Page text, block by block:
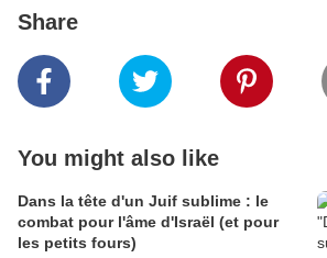
Share
You might also like
Dans la tête d'un Juif sublime : le
combat pour l'âme d'Israël (et pour
les petits fours)